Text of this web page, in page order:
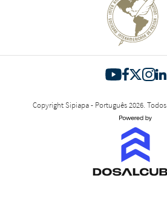
Copyright Sipiapa - Português 2026.